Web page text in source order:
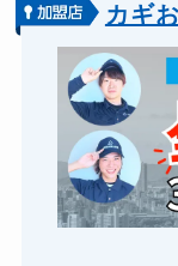
カギ